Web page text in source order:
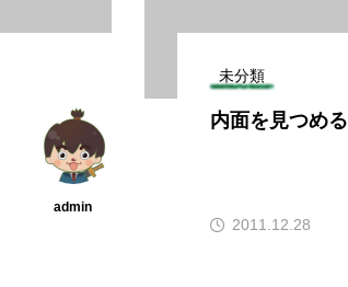
admin
未分類
内面を見つめる
2011.12.28